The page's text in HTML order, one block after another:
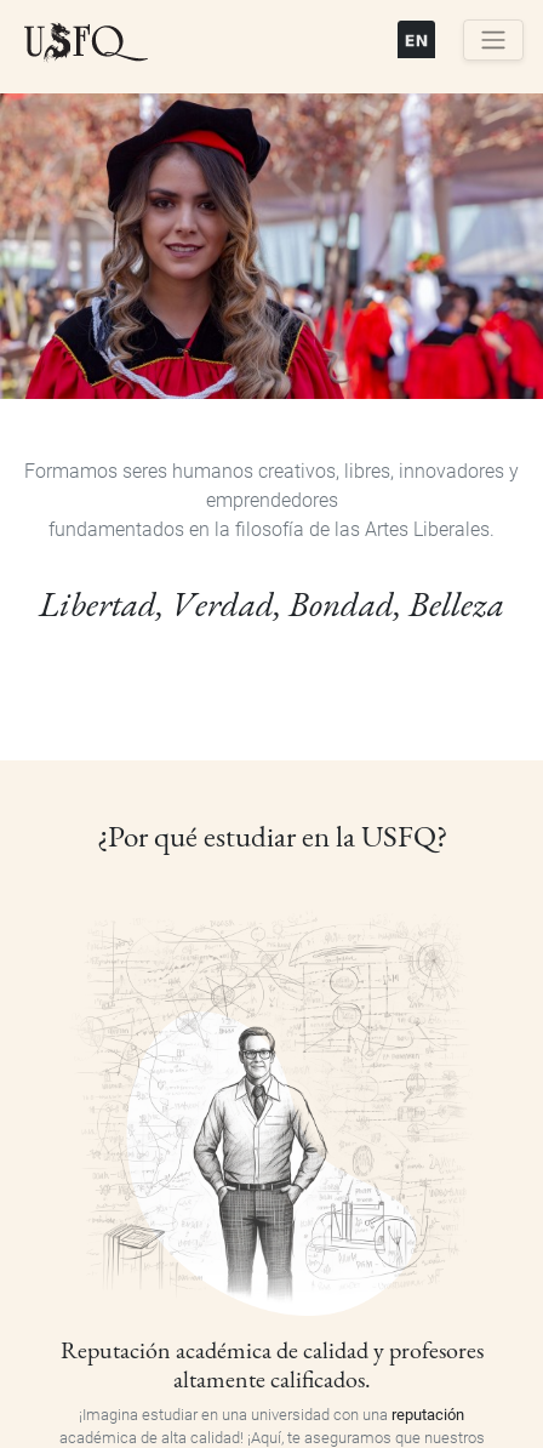
principal
Previous Next
Formamos seres humanos creativos, libres, innovadores y
emprendedores
fundamentados en la filosofía de las Artes Liberales.
Libertad, Verdad, Bondad, Belleza
¿Por qué estudiar en la USFQ?
Reputación académica de calidad y profesores
altamente calificados.
¡Imagina estudiar en una universidad con una reputación
académica de alta calidad! ¡Aquí, te aseguramos que nuestros